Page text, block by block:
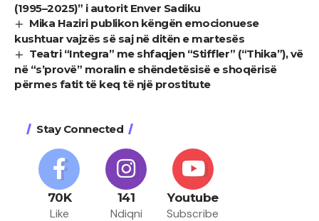
(1995–2025)” i autorit Enver Sadiku
Mika Haziri publikon këngën emocionuese
kushtuar vajzës së saj në ditën e martesës
Teatri “Integra” me shfaqjen “Stiffler” (“Thika”), vë
në “s’provë” moralin e shëndetësisë e shoqërisë
përmes fatit të keq të një prostitute
Stay Connected
70K
Like
141
Ndiqni
Youtube
Subscribe